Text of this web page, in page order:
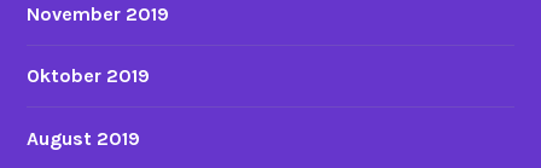
November 2019
Oktober 2019
August 2019